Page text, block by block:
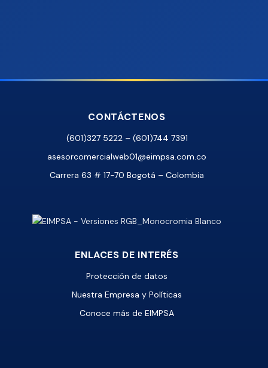
CONTÁCTENOS
(601)327 5222 – (601)744 7391
asesorcomercialweb01@eimpsa.com.co
Carrera 63 # 17-70 Bogotá – Colombia
ENLACES DE INTERÉS
Protección de datos
Nuestra Empresa y Políticas
Conoce más de EIMPSA